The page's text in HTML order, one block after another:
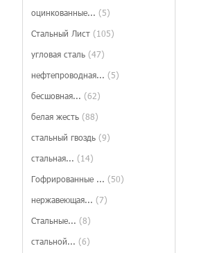
оцинкованные... (5)
Стальный Лист (105)
угловая сталь (47)
нефтепроводная... (5)
бесшовная... (62)
белая жесть (88)
стальный гвоздь (9)
стальная... (14)
Гофрированные ... (50)
нержавеющая... (7)
Стальные... (8)
стальной... (6)